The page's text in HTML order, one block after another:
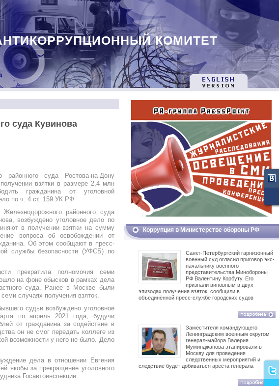
КОМИТЕТ
суда Кувинова
районного суда Ростова-на-Дону
взятки в размере 2,4 млн
гражданина от уголовной
по ч. 4 ст. 159 УК РФ.
районного суда
возбуждено уголовное дело по
в получении взятки на сумму
вопроса об освобождении от
Об этом сообщают в пресс-
службы безопасности (УФСБ) по
прекратила полномочия семи
на фоне обысков в рамках дела
суда. Ранее в Москве были
случаях получения взяток.
судьи возбуждено уголовное
по апрель 2021 года, будучи
от гражданина за содействие в
он не смог передать коллеге из
возможности у него не было. Дело
дела в отношении Евгения
якобы за прекращение уголовного
Госавтоинспекции.
Коррупция в Министерстве обороны РФ
Санкт-Петербургский гарнизонный
военный суд огласил приговор экс-
начальнику военного
представительства Минобороны
РФ Валентину Корбуту. Его
признали виновным в двух
эпизодах получения взяток, сообщили в
объединённой пресс-службе городских судов
Заместителя командующего
Ленинградским военным округом
генерал-майора Валерия
Муминджанова этапировали в
Москву для проведения
следственных мероприятий и
следствие будет добиваться ареста генерала